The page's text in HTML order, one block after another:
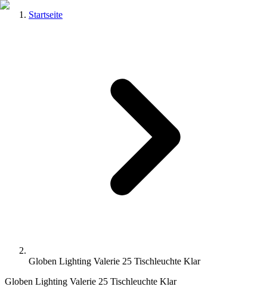
Startseite
Globen Lighting Valerie 25 Tischleuchte Klar
Globen Lighting Valerie 25 Tischleuchte Klar